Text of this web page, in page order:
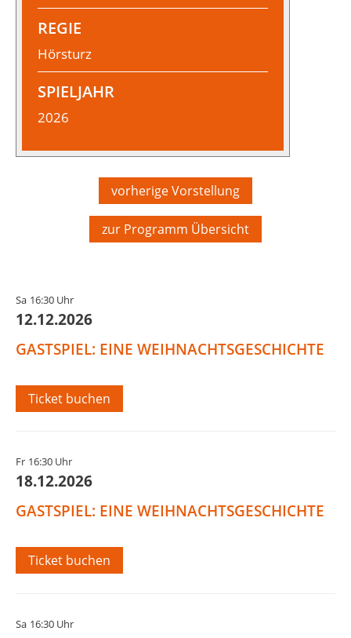
REGIE
Hörsturz
SPIELJAHR
2026
vorherige Vorstellung
zur Programm Übersicht
Sa 16:30 Uhr
12.12.2026
GASTSPIEL: EINE WEIHNACHTSGESCHICHTE
Ticket buchen
Fr 16:30 Uhr
18.12.2026
GASTSPIEL: EINE WEIHNACHTSGESCHICHTE
Ticket buchen
Sa 16:30 Uhr